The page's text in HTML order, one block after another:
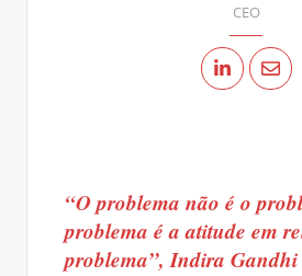
CEO
“O problema não é o
problema é a atitude em
problema”, Indira Gandhi